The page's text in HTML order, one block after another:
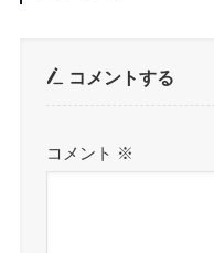
コメントする
コメント ※